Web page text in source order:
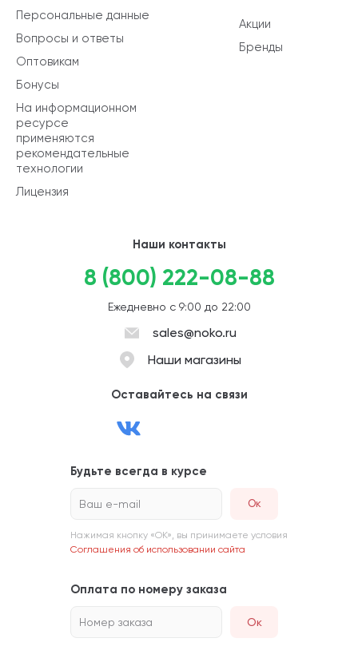
Акции
Бренды
Персональные данные
Вопросы и ответы
Оптовикам
Бонусы
На информационном
ресурсе
применяются
рекомендательные
технологии
Лицензия
Наши контакты
8 (800) 222-08-88
Ежедневно с 9:00 до 22:00
sales@noko.ru
Наши магазины
Оставайтесь на связи
Будьте всегда в курсе
Ваш e-mail
Нажимая кнопку «ОК», вы принимаете условия
Соглашения об использовании сайта
Оплата по номеру заказа
Номер заказа Ок